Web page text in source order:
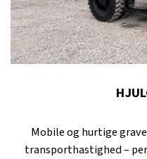
Mobile og hurtige
transporthastighed –